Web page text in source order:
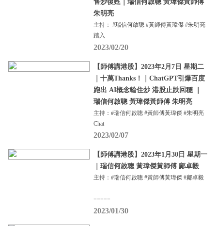
售炒復甦｜瑞信何啟聰 黃瑋傑黃師傅
朱明亮
主持： #瑞信何啟聰 #黃師傅黃瑋傑 #朱明亮
踏入
2023/02/20
【師傅講港股】2023年2月7日 星期二
｜十萬Thanks！｜ChatGPT引爆百度
跑出 AI概念輪住炒 港股止跌回穩 ｜
瑞信何啟聰 黃瑋傑黃師傅 朱明亮
主持：#瑞信何啟聰 #黃師傅黃瑋傑 #朱明亮
Chat
2023/02/07
【師傅講港股】2023年1月30日 星期一
｜瑞信何啟聰 黃瑋傑黃師傅 鄺卓毅
主持：#瑞信何啟聰 #黃師傅黃瑋傑 #鄺卓毅
=====
2023/01/30